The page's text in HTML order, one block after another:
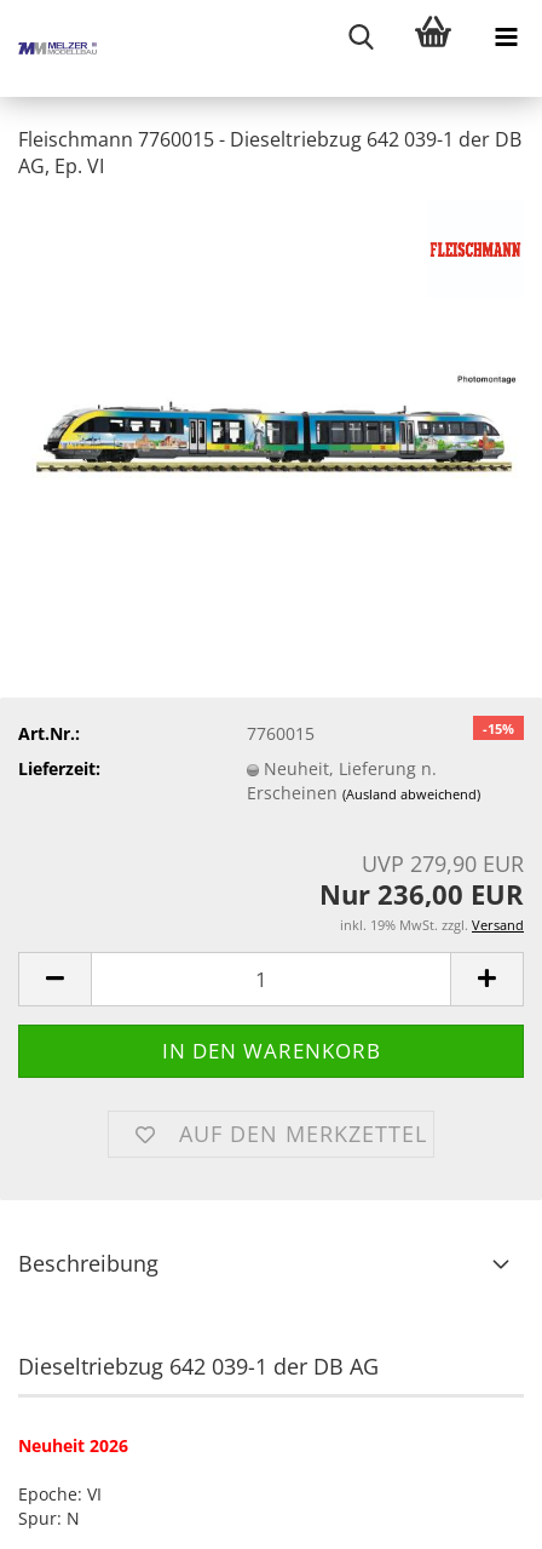
Fleischmann 7760015 - Dieseltriebzug 642 039-1 der DB
AG, Ep. VI
-15%
Art.Nr.:
7760015
Lieferzeit:
Neuheit, Lieferung n.
Erscheinen(Ausland abweichend)
UVP 279,90 EUR
Nur 236,00 EUR
inkl. 19% MwSt. zzgl. Versand
AUF DEN MERKZETTEL
Beschreibung
Dieseltriebzug 642 039-1 der DB AG
Neuheit 2026
Epoche: VI
Spur: N